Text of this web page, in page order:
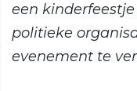
een
politieke
evenement te